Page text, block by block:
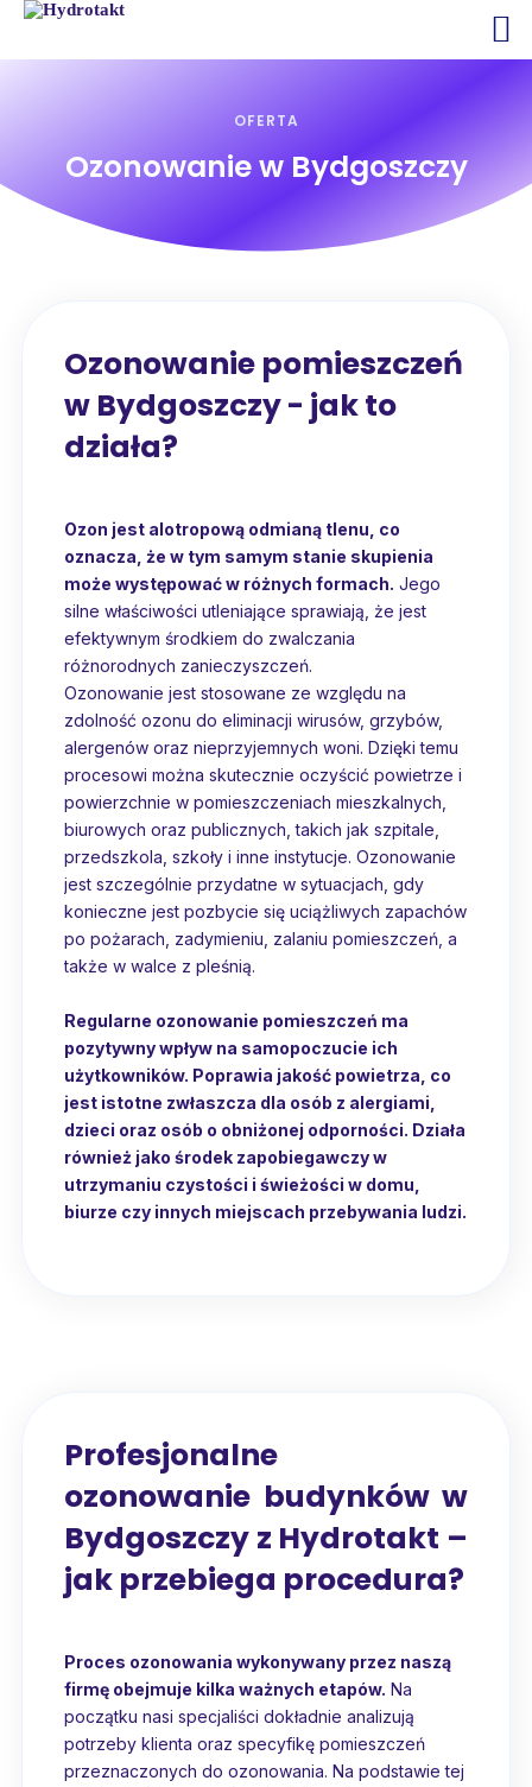
OFERTA
Ozonowanie w Bydgoszczy
Ozonowanie pomieszczeń
w Bydgoszczy - jak to
działa?
Ozon jest alotropową odmianą tlenu, co
oznacza, że w tym samym stanie skupienia
może występować w różnych formach. Jego
silne właściwości utleniające sprawiają, że jest
efektywnym środkiem do zwalczania
różnorodnych zanieczyszczeń.
Ozonowanie jest stosowane ze względu na
zdolność ozonu do eliminacji wirusów, grzybów,
alergenów oraz nieprzyjemnych woni. Dzięki temu
procesowi można skutecznie oczyścić powietrze i
powierzchnie w pomieszczeniach mieszkalnych,
biurowych oraz publicznych, takich jak szpitale,
przedszkola, szkoły i inne instytucje. Ozonowanie
jest szczególnie przydatne w sytuacjach, gdy
konieczne jest pozbycie się uciążliwych zapachów
po pożarach, zadymieniu, zalaniu pomieszczeń, a
także w walce z pleśnią.
Regularne ozonowanie pomieszczeń ma
pozytywny wpływ na samopoczucie ich
użytkowników. Poprawia jakość powietrza, co
jest istotne zwłaszcza dla osób z alergiami,
dzieci oraz osób o obniżonej odporności. Działa
również jako środek zapobiegawczy w
utrzymaniu czystości i świeżości w domu,
biurze czy innych miejscach przebywania ludzi.
Profesjonalne
ozonowanie budynków w
Bydgoszczy z Hydrotakt –
jak przebiega procedura?
Proces ozonowania wykonywany przez naszą
firmę obejmuje kilka ważnych etapów. Na
początku nasi specjaliści dokładnie analizują
potrzeby klienta oraz specyfikę pomieszczeń
przeznaczonych do ozonowania. Na podstawie tej